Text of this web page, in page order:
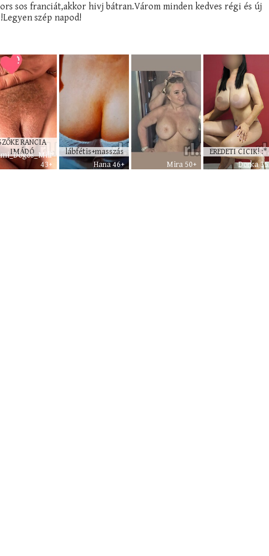
sos franciát,akkor hivj bátran.Várom minden kedves régi és új
szép napod!
RANCIA
IMÁDÓ
43+
lábfétis+masszás
Hana 46+
Mira 50+
EREDETI CICIK! :*
Dorka 35